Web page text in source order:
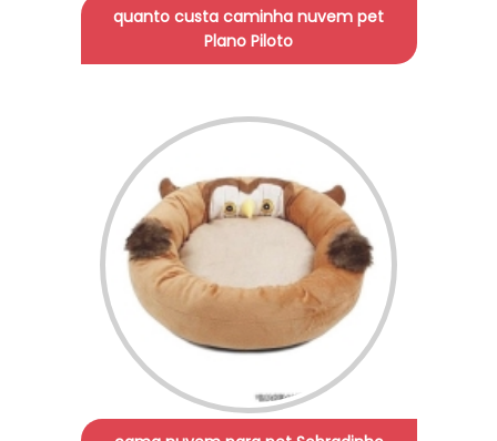
quanto custa caminha nuvem pet
Plano Piloto